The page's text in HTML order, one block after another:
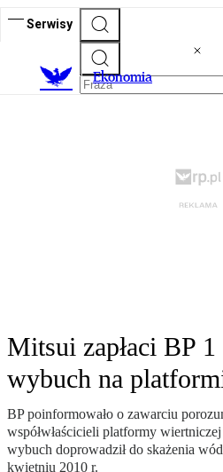
Serwisy
Ekonomia
Mitsui zapłaci BP
wybuch na
BP poinformowało o zawarciu
współwłaścicieli platformy
wybuch doprowadził do skażenia
kwietniu 2010 r.